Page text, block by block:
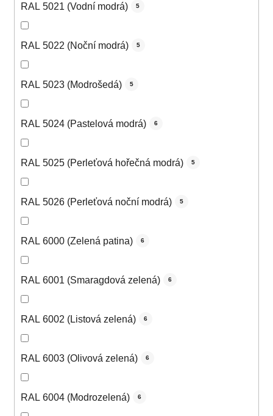
RAL 5021 (Vodní modrá) 5
RAL 5022 (Noční modrá) 5
RAL 5023 (Modrošedá) 5
RAL 5024 (Pastelová modrá) 6
RAL 5025 (Perleťová hořečná modrá) 5
RAL 5026 (Perleťová noční modrá) 5
RAL 6000 (Zelená patina) 6
RAL 6001 (Smaragdová zelená) 6
RAL 6002 (Listová zelená) 6
RAL 6003 (Olivová zelená) 6
RAL 6004 (Modrozelená) 6